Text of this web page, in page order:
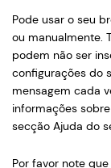
Pode usar o seu
ou manualmente.
podem não ser
configurações do
mensagem cada
informações
secção Ajuda do
Por favor note